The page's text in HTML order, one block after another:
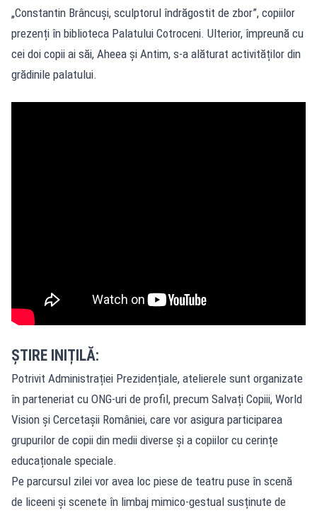
„Constantin Brâncuși, sculptorul îndrăgostit de zbor”, copiilor
prezenți în biblioteca Palatului Cotroceni. Ulterior, împreună cu
cei doi copii ai săi, Aheea și Antim, s-a alăturat activităților din
grădinile palatului.
ȘTIRE INIȚILĂ:
Potrivit Administrației Prezidențiale, atelierele sunt organizate
în parteneriat cu ONG-uri de profil, precum Salvați Copiii, World
Vision și Cercetașii României, care vor asigura participarea
grupurilor de copii din medii diverse și a copiilor cu cerințe
educaționale speciale.
Pe parcursul zilei vor avea loc piese de teatru puse în scenă
de liceeni și scenete în limbaj mimico-gestual susținute de